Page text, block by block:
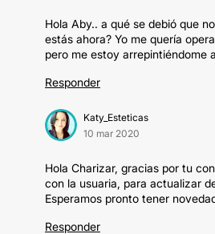
Hola Aby.. a qué se debió que
estás ahora? Yo me quería
pero me estoy arrepintiéndome
Responder
Katy_Esteticas
10 mar 2020
Hola Charizar, gracias por tu
con la usuaria, para actualizar
Esperamos pronto tener
Responder